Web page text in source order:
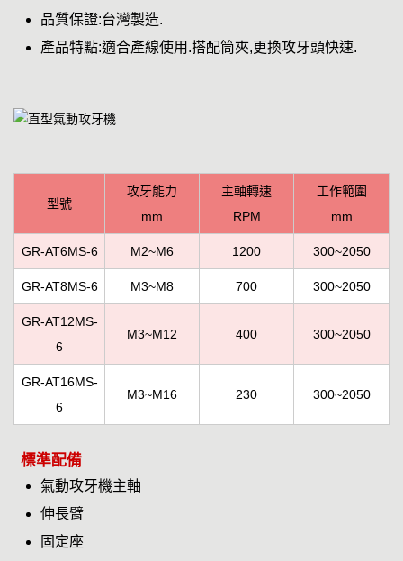
品質保證:台灣製造.
產品特點:適合產線使用.搭配筒夾,更換攻牙頭快速.
型號
攻牙能力
mm
主軸轉速
RPM
工作範圍
mm
GR-AT6MS-6 M2~M6 1200 300~2050
GR-AT8MS-6 M3~M8 700 300~2050
GR-AT12MS-
6
M3~M12 400 300~2050
GR-AT16MS-
6
M3~M16 230 300~2050
標準配備
氣動攻牙機主軸
伸長臂
固定座